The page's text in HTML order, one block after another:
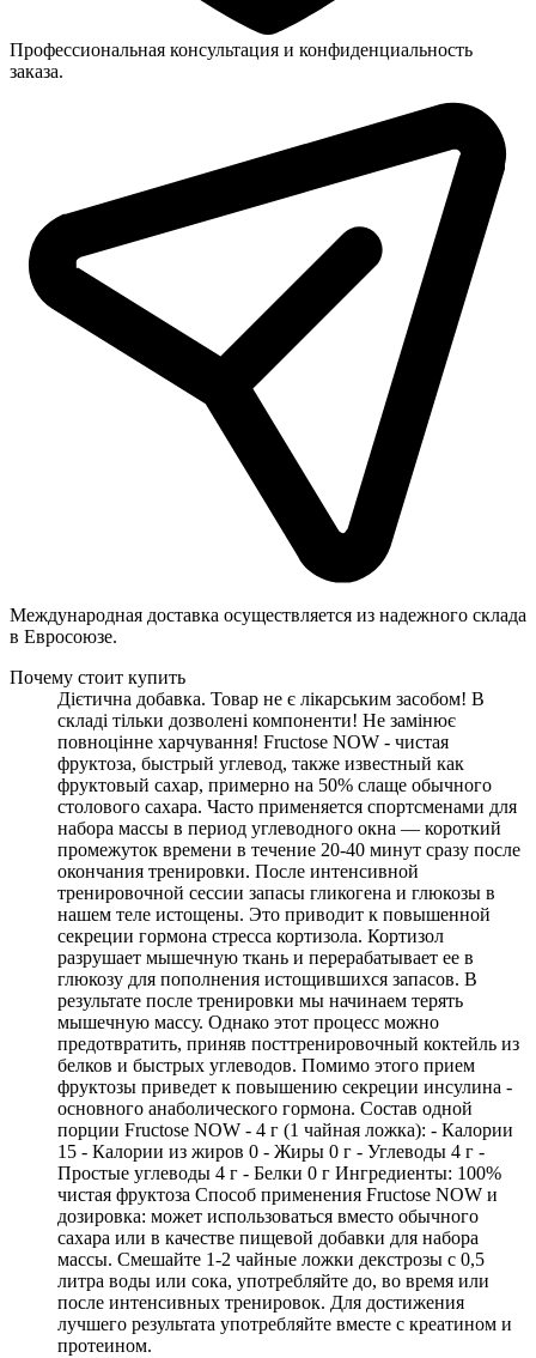
Профессиональная консультация и конфиденциальность
заказа.
Международная доставка осуществляется из надежного склада
в Евросоюзе.
Почему стоит купить
Дієтична добавка. Товар не є лікарським засобом! В
складі тільки дозволені компоненти! Не замінює
повноцінне харчування! Fructose NOW - чистая
фруктоза, быстрый углевод, также известный как
фруктовый сахар, примерно на 50% слаще обычного
столового сахара. Часто применяется спортсменами для
набора массы в период углеводного окна — короткий
промежуток времени в течение 20-40 минут сразу после
окончания тренировки. После интенсивной
тренировочной сессии запасы гликогена и глюкозы в
нашем теле истощены. Это приводит к повышенной
секреции гормона стресса кортизола. Кортизол
разрушает мышечную ткань и перерабатывает ее в
глюкозу для пополнения истощившихся запасов. В
результате после тренировки мы начинаем терять
мышечную массу. Однако этот процесс можно
предотвратить, приняв посттренировочный коктейль из
белков и быстрых углеводов. Помимо этого прием
фруктозы приведет к повышению секреции инсулина -
основного анаболического гормона. Состав одной
порции Fructose NOW - 4 г (1 чайная ложка): - Калории
15 - Калории из жиров 0 - Жиры 0 г - Углеводы 4 г -
Простые углеводы 4 г - Белки 0 г Ингредиенты: 100%
чистая фруктоза Способ применения Fructose NOW и
дозировка: может использоваться вместо обычного
сахара или в качестве пищевой добавки для набора
массы. Смешайте 1-2 чайные ложки декстрозы с 0,5
литра воды или сока, употребляйте до, во время или
после интенсивных тренировок. Для достижения
лучшего результата употребляйте вместе с креатином и
протеином.